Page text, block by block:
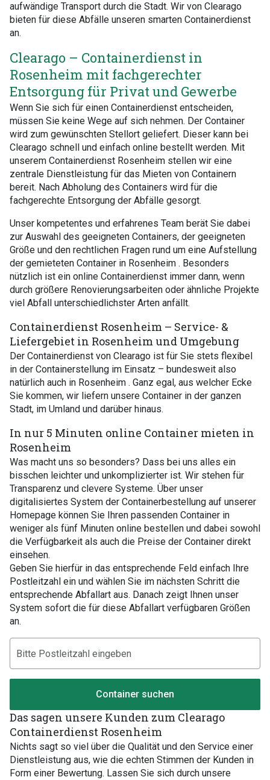
aufwändige Transport durch die Stadt. Wir von Clearago
bieten für diese Abfälle unseren smarten Containerdienst
an.
Clearago – Containerdienst in
Rosenheim mit fachgerechter
Entsorgung für Privat und Gewerbe
Wenn Sie sich für einen Containerdienst entscheiden,
müssen Sie keine Wege auf sich nehmen. Der Container
wird zum gewünschten Stellort geliefert. Dieser kann bei
Clearago schnell und einfach online bestellt werden. Mit
unserem Containerdienst Rosenheim stellen wir eine
zentrale Dienstleistung für das Mieten von Containern
bereit. Nach Abholung des Containers wird für die
fachgerechte Entsorgung der Abfälle gesorgt.
Unser kompetentes und erfahrenes Team berät Sie dabei
zur Auswahl des geeigneten Containers, der geeigneten
Größe und den rechtlichen Fragen rund um eine Aufstellung
der gemieteten Container in Rosenheim . Besonders
nützlich ist ein online Containerdienst immer dann, wenn
durch größere Renovierungsarbeiten oder ähnliche Projekte
viel Abfall unterschiedlichster Arten anfällt.
Containerdienst Rosenheim – Service- &
Liefergebiet in Rosenheim und Umgebung
Der Containerdienst von Clearago ist für Sie stets flexibel
in der Containerstellung im Einsatz – bundesweit also
natürlich auch in Rosenheim . Ganz egal, aus welcher Ecke
Sie kommen, wir liefern unsere Container in der ganzen
Stadt, im Umland und darüber hinaus.
In nur 5 Minuten online Container mieten in
Rosenheim
Was macht uns so besonders? Dass bei uns alles ein
bisschen leichter und unkomplizierter ist. Wir stehen für
Transparenz und clevere Systeme. Über unser
digitalisiertes System der Containerbestellung auf unserer
Homepage können Sie Ihren passenden Container in
weniger als fünf Minuten online bestellen und dabei sowohl
die Verfügbarkeit als auch die Preise der Container direkt
einsehen.
Geben Sie hierfür in das entsprechende Feld einfach Ihre
Postleitzahl ein und wählen Sie im nächsten Schritt die
entsprechende Abfallart aus. Danach zeigt Ihnen unser
System sofort die für diese Abfallart verfügbaren Größen
an.
Container suchen
Das sagen unsere Kunden zum Clearago
Containerdienst Rosenheim
Nichts sagt so viel über die Qualität und den Service einer
Dienstleistung aus, wie die echten Stimmen der Kunden in
Form einer Bewertung. Lassen Sie sich durch unsere